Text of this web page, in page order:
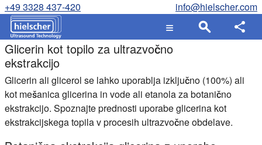
+49 3328 437-420 info@hielscher.com
Glicerin kot topilo za ultrazvočno
ekstrakcijo
Glicerin ali glicerol se lahko uporablja izključno (100%) ali
kot mešanica glicerina in vode ali etanola za botanično
ekstrakcijo. Spoznajte prednosti uporabe glicerina kot
ekstrakcijskega topila v procesih ultrazvočne obdelave.